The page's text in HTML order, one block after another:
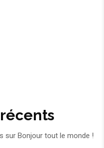
sur Bonjour tout le monde !